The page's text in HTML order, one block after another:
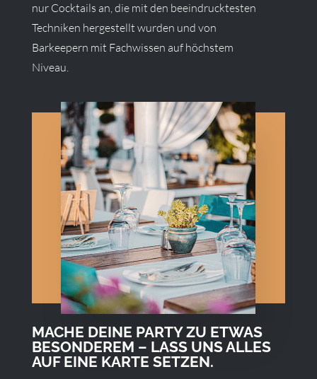
nur Cocktails an, die mit den beeindrucktesten
Techniken hergestellt wurden und von
Barkeepern mit Fachwissen auf höchstem
Niveau.
MACHE DEINE PARTY ZU ETWAS
BESONDEREM – LASS UNS ALLES
AUF EINE KARTE SETZEN.